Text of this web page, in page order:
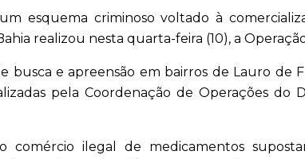
esquema criminoso voltado à
realizou nesta quarta-feira (10), a
busca e apreensão em bairros de Lauro de
pela Coordenação de Operações do
comércio ilegal de medicamentos